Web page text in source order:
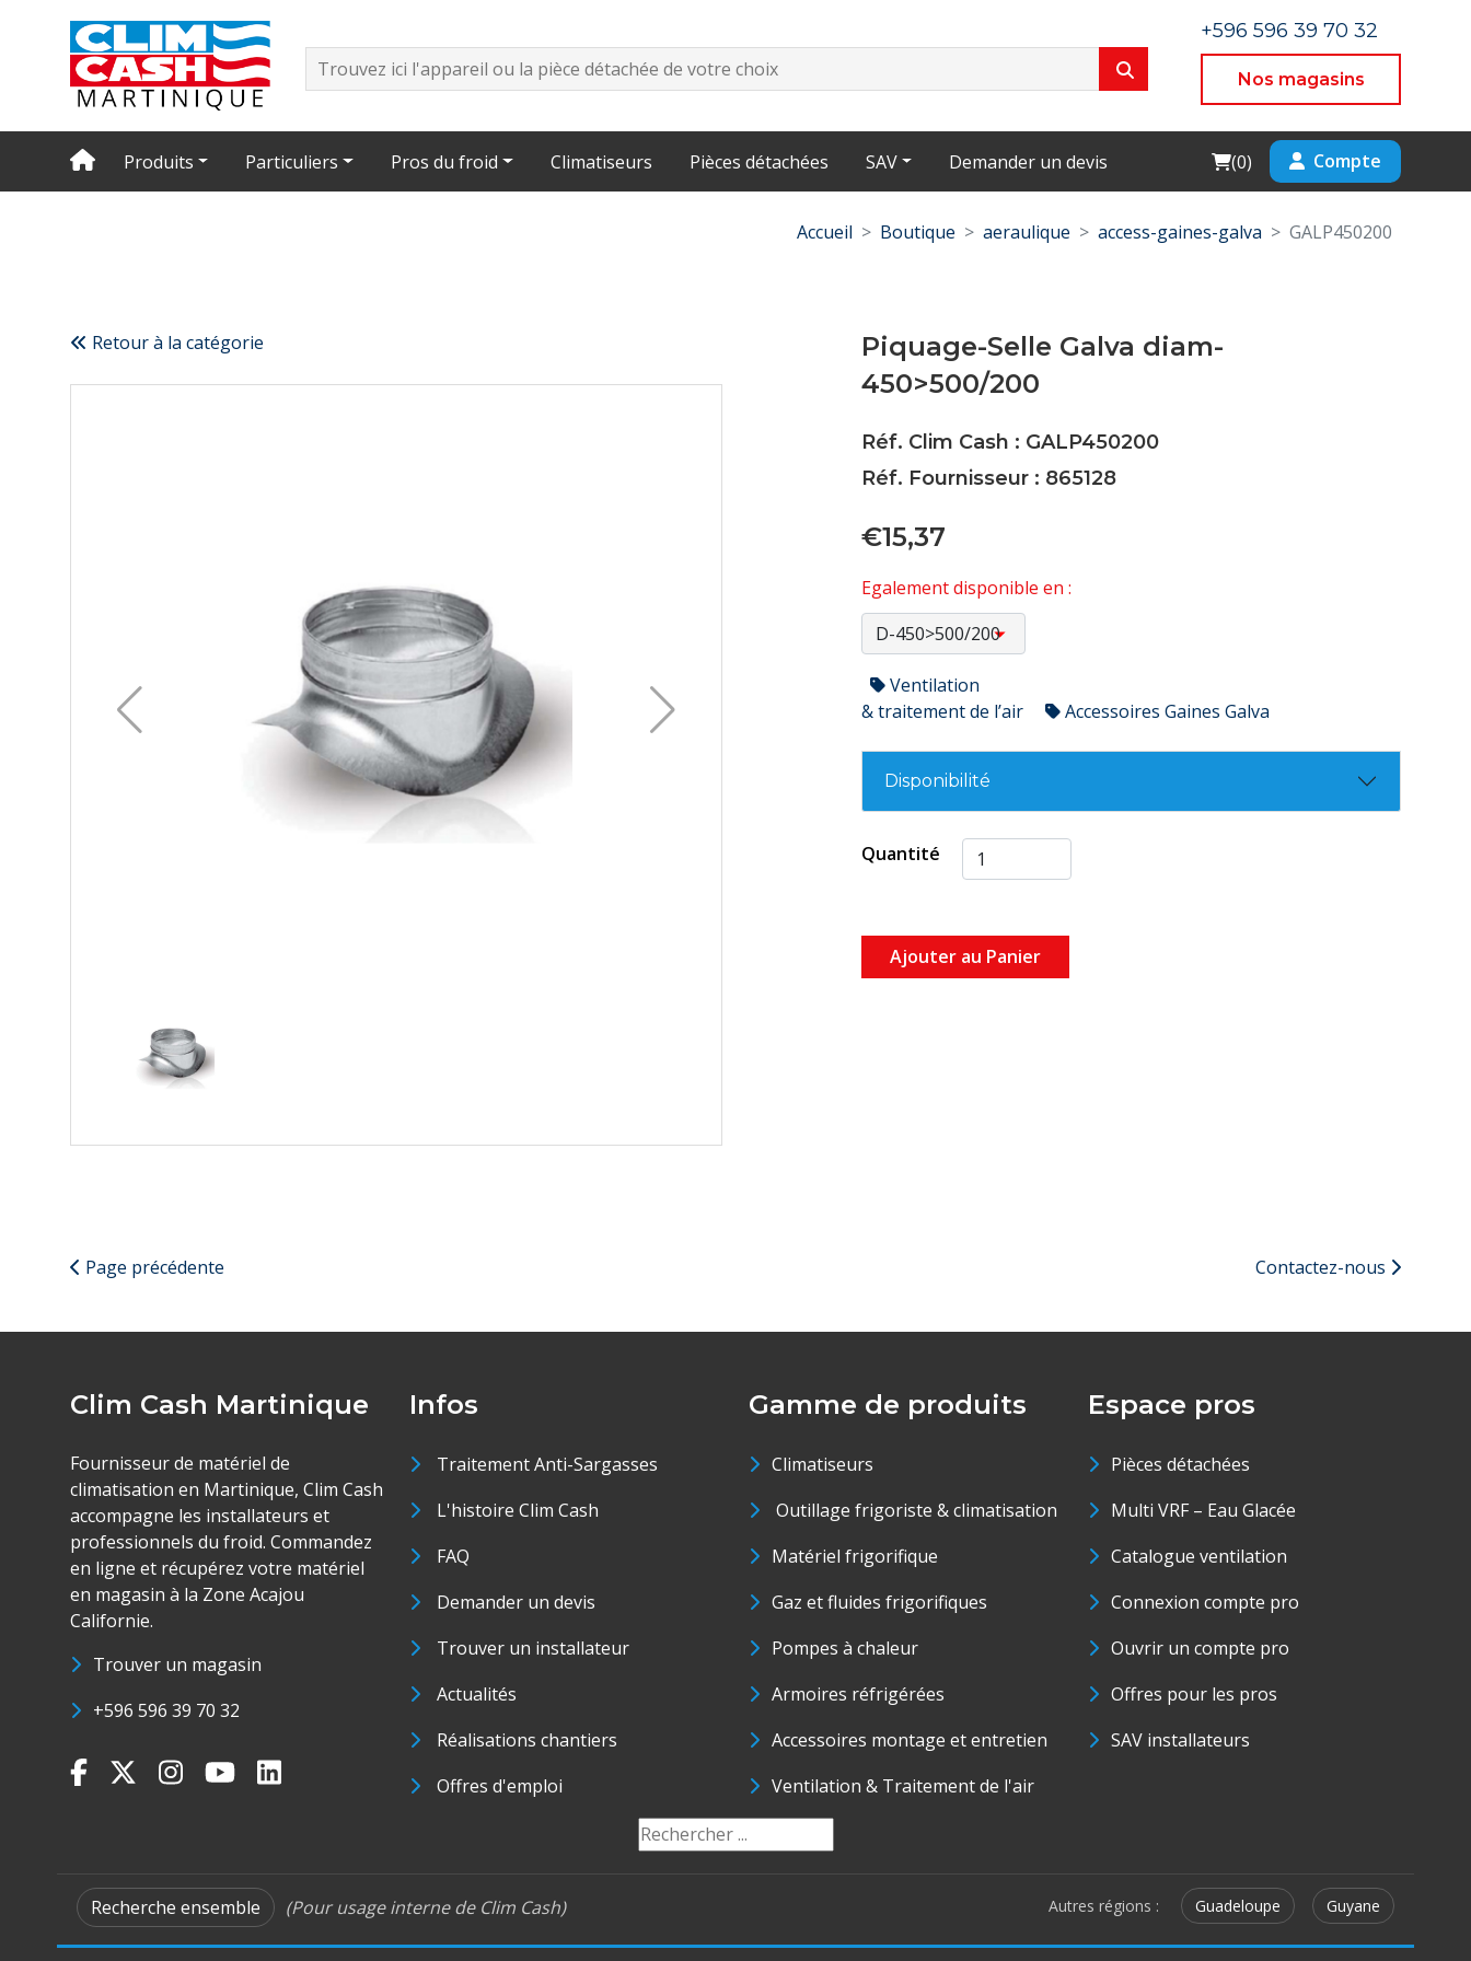
+596 596 39 70 32
Nos magasins
Produits Particuliers Pros du froid Climatiseurs Pièces détachées SAV Demander un devis Cart
(0) Compte
Accueil Boutique aeraulique access-gaines-galva GALP450200
Retour à la catégorie
Piquage-Selle Galva diam-
450>500/200
Réf. Clim Cash : GALP450200
Réf. Fournisseur : 865128
€15,37
Egalement disponible en :
Ventilation
& traitement de l’air
Accessoires Gaines Galva
Disponibilité
Quantité
Ajouter au Panier
Page précédente Contactez-nous
Clim Cash Martinique
Fournisseur de matériel de
climatisation en Martinique, Clim Cash
accompagne les installateurs et
professionnels du froid. Commandez
en ligne et récupérez votre matériel
en magasin à la Zone Acajou
Californie.
Trouver un magasin
+596 596 39 70 32
Infos
Traitement Anti-Sargasses
L'histoire Clim Cash
FAQ
Demander un devis
Trouver un installateur
Actualités
Réalisations chantiers
Offres d'emploi
Gamme de produits
Climatiseurs
Outillage frigoriste & climatisation
Matériel frigorifique
Gaz et fluides frigorifiques
Pompes à chaleur
Armoires réfrigérées
Accessoires montage et entretien
Ventilation & Traitement de l'air
Espace pros
Pièces détachées
Multi VRF – Eau Glacée
Catalogue ventilation
Connexion compte pro
Ouvrir un compte pro
Offres pour les pros
SAV installateurs
Recherche ensemble (Pour usage interne de Clim Cash) Autres régions : Guadeloupe Guyane